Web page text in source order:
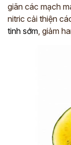
giãn các mạch
nitric cải thiện
tinh sớm , giảm